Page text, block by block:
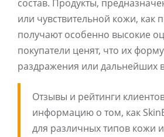
состав. Продукты,
или чувствительной кожи, как
получают особенно высокие
покупатели ценят, что их
раздражения или дальнейших
Отзывы и рейтинги
информацию о том, как
для различных типов кожи